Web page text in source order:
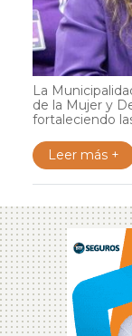
La
de la Mujer y
fortaleciendo
Leer más +